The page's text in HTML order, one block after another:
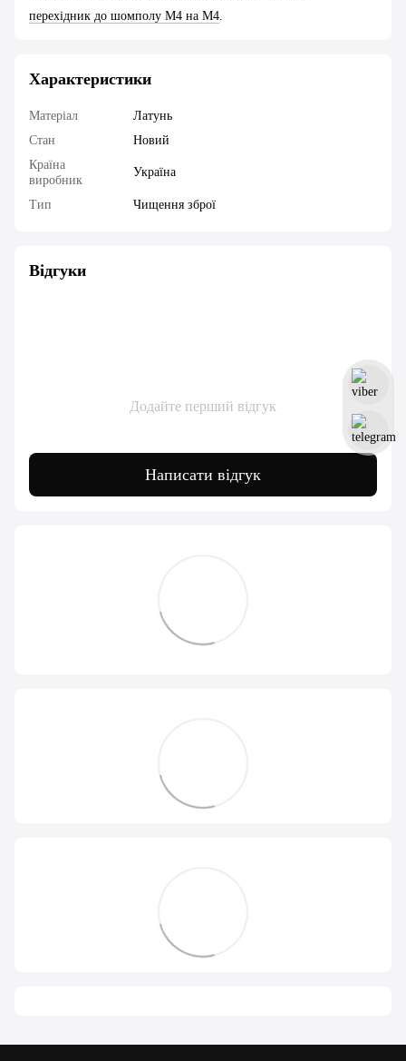
перехідник до шомполу М4 на М4.
Характеристики
Матеріал
Латунь
Стан
Новий
Країна
виробник
Україна
Тип Чищення зброї
Відгуки
Додайте перший відгук
Написати відгук